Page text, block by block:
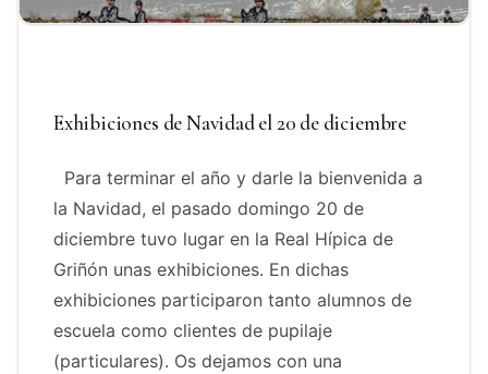
Exhibiciones de Navidad el 20 de diciembre
Para terminar el año y darle la bienvenida a
la Navidad, el pasado domingo 20 de
diciembre tuvo lugar en la Real Hípica de
Griñón unas exhibiciones. En dichas
exhibiciones participaron tanto alumnos de
escuela como clientes de pupilaje
(particulares). Os dejamos con una